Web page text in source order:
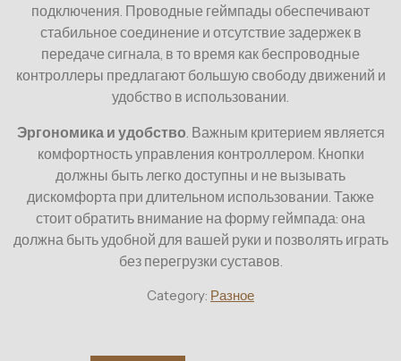
подключения. Проводные геймпады обеспечивают
стабильное соединение и отсутствие задержек в
передаче сигнала, в то время как беспроводные
контроллеры предлагают большую свободу движений и
удобство в использовании.
Эргономика и удобство. Важным критерием является
комфортность управления контроллером. Кнопки
должны быть легко доступны и не вызывать
дискомфорта при длительном использовании. Также
стоит обратить внимание на форму геймпада: она
должна быть удобной для вашей руки и позволять играть
без перегрузки суставов.
Category: Разное